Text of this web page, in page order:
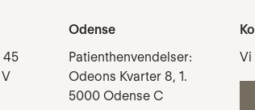
45
Odense
Patienthenvendelser:
Odeons Kvarter 8, 1.
5000 Odense C
Vi